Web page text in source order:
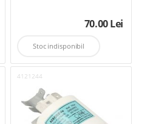
70.00Lei
Stoc indisponibil
4121244